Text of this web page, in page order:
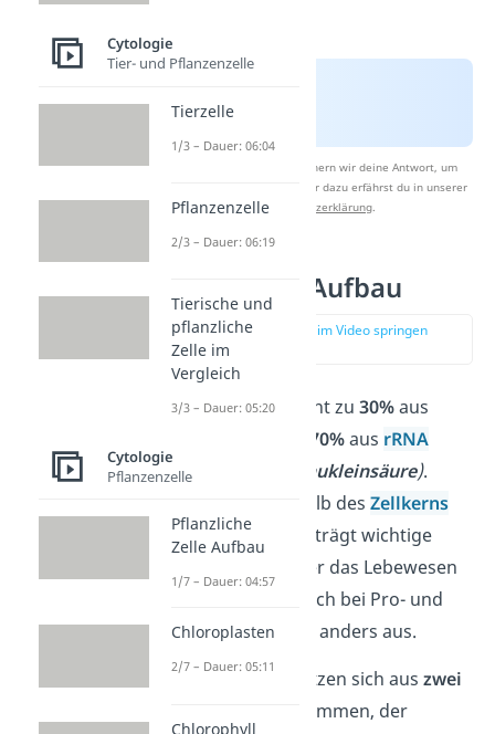
Nach Beantwortung speichern wir deine Antwort, um
Studyflix zu verbessern. Mehr dazu erfährst du in unserer
Datenschutzerklärung.
Ribosomen Aufbau
zur Stelle im Video springen
Ein Ribosom besteht zu30%aus
70%aus rRNA
(ribosomale Ribonukleinsäure).
Diese wird innerhalb desZellkerns
gebildet. Die rRNA trägt wichtige
Informationen über das Lebewesen
und sieht daher auch bei Pro- und
Eukaryoten jeweils anders aus.
Alle Ribosomen setzen sich auszwei
Bestandteilen zusammen, der
Cytologie
Tier- und Pflanzenzelle
Tierzelle
1/3 – Dauer: 06:04
Pflanzenzelle
2/3 – Dauer: 06:19
Tierische und
pflanzliche
Zelle im
Vergleich
3/3 – Dauer: 05:20
Cytologie
Pflanzenzelle
Pflanzliche
Zelle Aufbau
1/7 – Dauer: 04:57
Chloroplasten
2/7 – Dauer: 05:11
Chlorophyll